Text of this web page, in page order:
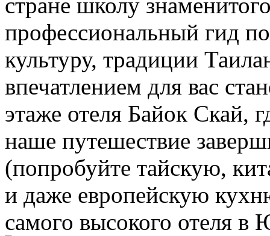
стране школу
профессиональный гид
культуру, традиции
впечатлением для вас
этаже отеля Байок Скай,
наше путешествие
(попробуйте тайскую,
и даже европейскую
самого высокого отеля